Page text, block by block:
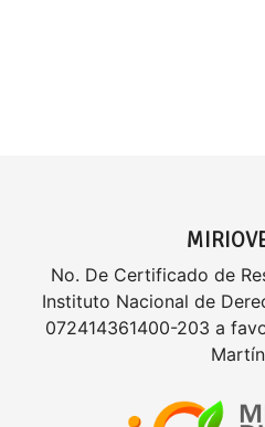
No. De Certificado de
Instituto Nacional de
072414361400-203 a